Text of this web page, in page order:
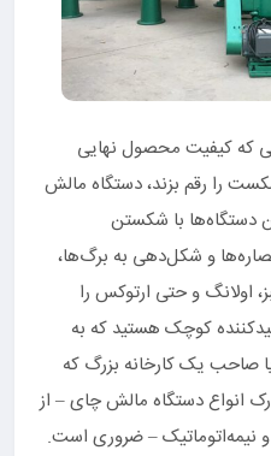
که کیفیت محصول نهایی
را رقم بزند، دستگاه مالش
دستگاه‌ها با شکستن
و شکل‌دهی به برگ‌ها،
اولانگ و حتی ارتوکس را
کوچک هستید که به
صاحب یک کارخانه بزرگ که
انواع دستگاه مالش چای – از
و نیمه‌اتوماتیک – ضروری است.